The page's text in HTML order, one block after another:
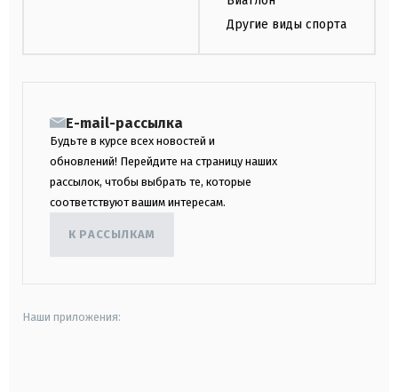
Другие виды спорта
E-mail-рассылка
Будьте в курсе всех новостей и
обновлений! Перейдите на страницу наших
рассылок, чтобы выбрать те, которые
соответствуют вашим интересам.
К РАССЫЛКАМ
Наши приложения: